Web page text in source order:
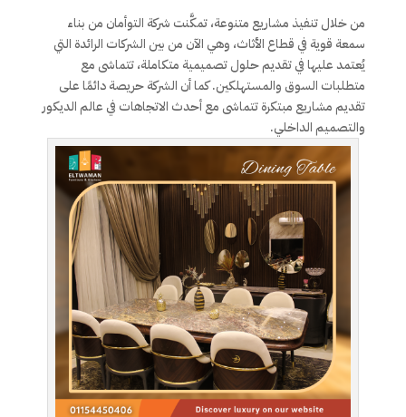
من خلال تنفيذ مشاريع متنوعة، تمكَّنت شركة التوأمان من بناء
سمعة قوية في قطاع الأثاث، وهي الآن من بين الشركات الرائدة التي
يُعتمد عليها في تقديم حلول تصميمية متكاملة، تتماشى مع
متطلبات السوق والمستهلكين. كما أن الشركة حريصة دائمًا على
تقديم مشاريع مبتكرة تتماشى مع أحدث الاتجاهات في عالم الديكور
والتصميم الداخلي.